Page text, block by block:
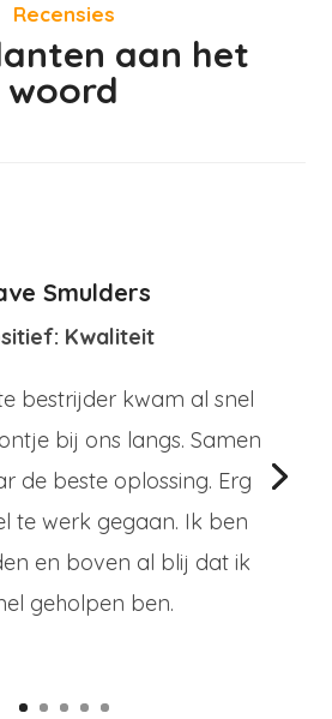
Recensies
aan het
woord
Smulders
Kwaliteit
bestrijder kwam al snel
bij ons langs. Samen
de beste oplossing. Erg
te werk gegaan. Ik ben
en boven al blij dat ik
geholpen ben.